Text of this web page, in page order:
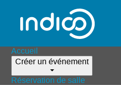
Accueil
Créer un événement
Réservation de salle